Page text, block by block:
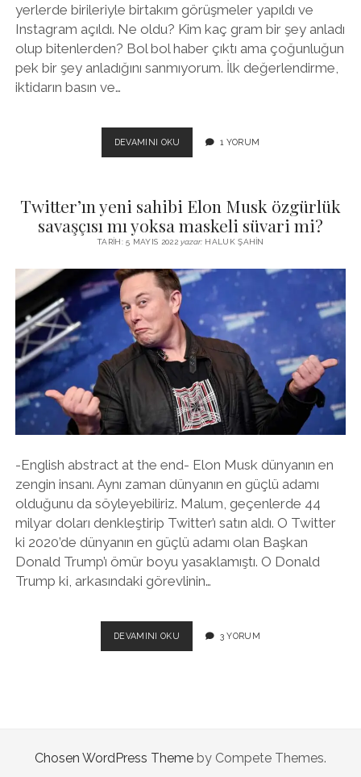
yerlerde birileriyle birtakım görüşmeler yapıldı ve
Instagram açıldı. Ne oldu? Kim kaç gram bir şey anladı
olup bitenlerden? Bol bol haber çıktı ama çoğunluğun
pek bir şey anladığını sanmıyorum. İlk değerlendirme,
iktidarın basın ve…
DEVAMINI OKU INSTAGRAM
BAHANE:
ÇOK
BÜYÜK
BIR
VAR!
1 YORUM
Twitter’ın yeni sahibi Elon Musk özgürlük
savaşçısı mı yoksa maskeli süvari mi?
TARIH: 5 MAYIS 2022yazar: HALUK ŞAHIN
-English abstract at the end- Elon Musk dünyanın en
zengin insanı. Aynı zaman dünyanın en güçlü adamı
olduğunu da söyleyebiliriz. Malum, geçenlerde 44
milyar doları denkleştirip Twitter’ı satın aldı. O Twitter
ki 2020’de dünyanın en güçlü adamı olan Başkan
Donald Trump’ı ömür boyu yasaklamıştı. O Donald
Trump ki, arkasındaki görevlinin…
DEVAMINI OKUTWITTER’IN
YENI
YOKSA
3 YORUM
Chosen WordPress Theme by Compete Themes.